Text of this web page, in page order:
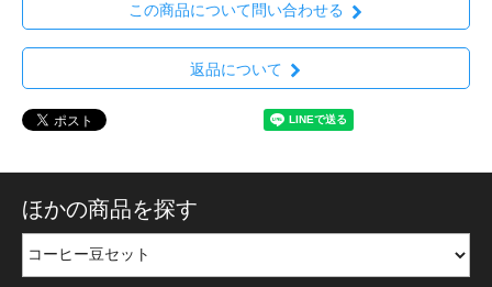
この商品について問い合わせる
返品について
ほかの商品を探す